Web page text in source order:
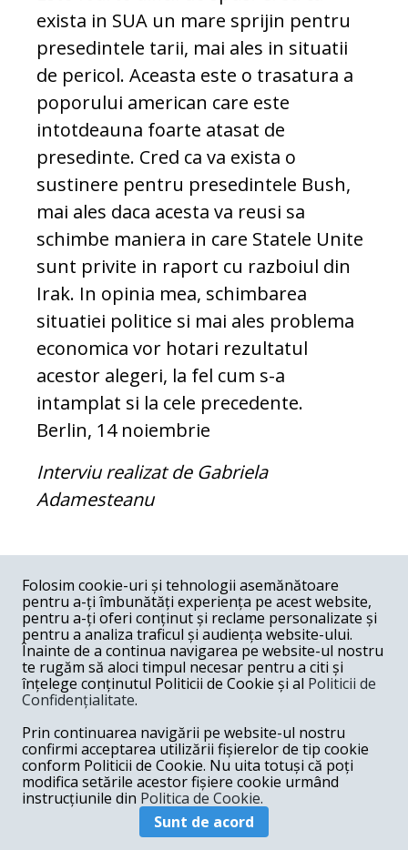
exista in SUA un mare sprijin pentru
presedintele tarii, mai ales in situatii
de pericol. Aceasta este o trasatura a
poporului american care este
intotdeauna foarte atasat de
presedinte. Cred ca va exista o
sustinere pentru presedintele Bush,
mai ales daca acesta va reusi sa
schimbe maniera in care Statele Unite
sunt privite in raport cu razboiul din
Irak. In opinia mea, schimbarea
situatiei politice si mai ales problema
economica vor hotari rezultatul
acestor alegeri, la fel cum s-a
intamplat si la cele precedente.
Berlin, 14 noiembrie
Interviu realizat de Gabriela
Adamesteanu
COMENTARII
Nume
Email
Postează comentariu
Folosim cookie-uri și tehnologii asemănătoare
pentru a-ți îmbunătăți experiența pe acest website,
pentru a-ți oferi conținut și reclame personalizate și
pentru a analiza traficul și audiența website-ului.
Înainte de a continua navigarea pe website-ul nostru
te rugăm să aloci timpul necesar pentru a citi și
înțelege conținutul Politicii de Cookie și al Politicii de
Confidențialitate.
Prin continuarea navigării pe website-ul nostru
confirmi acceptarea utilizării fișierelor de tip cookie
conform Politicii de Cookie. Nu uita totuși că poți
modifica setările acestor fișiere cookie urmând
instrucțiunile din Politica de Cookie.
Sunt de acord